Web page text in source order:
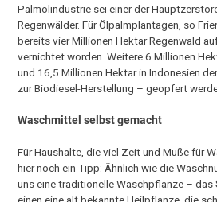
Palmölindustrie sei einer der
Regenwälder. Für Ölpalmplantagen, so
bereits vier Millionen Hektar Regenwald
vernichtet worden. Weitere 6 Millionen
und 16,5 Millionen Hektar in Indonesien
zur Biodiesel-Herstellung – geopfert
Waschmittel selbst gemacht
Für Haushalte, die viel Zeit und Muße für
hier noch ein Tipp: Ähnlich wie die
uns eine traditionelle Waschpflanze – das